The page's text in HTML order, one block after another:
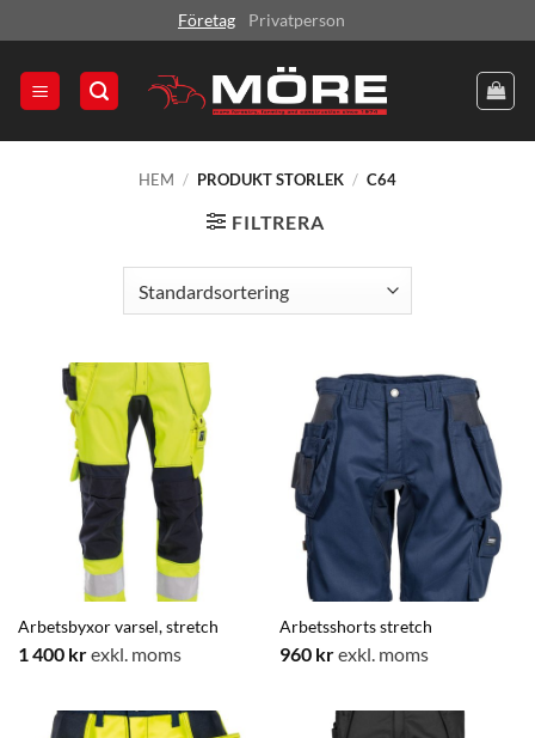
to
content
Företag Privatperson
HEM / PRODUKT STORLEK / C64
FILTRERA
Arbetsbyxor varsel, stretch
1 400 krexkl. moms
Arbetsshorts stretch
960 krexkl. moms